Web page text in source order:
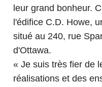
leur grand bonheur.
l'édifice C.D. Howe,
situé au 240, rue
d'Ottawa.
« Je suis très fier de
réalisations et des